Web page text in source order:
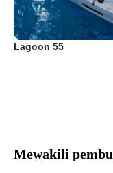
Lagoon 55
Mewakili